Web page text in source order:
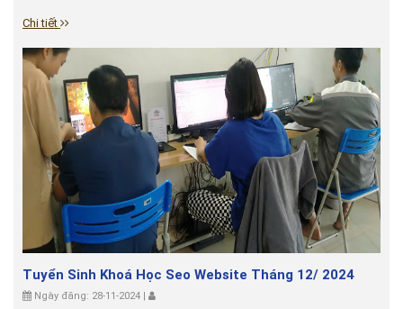
Chi tiết
Tuyển Sinh Khoá Học Seo Website Tháng 12/ 2024
Ngày đăng: 28-11-2024 |